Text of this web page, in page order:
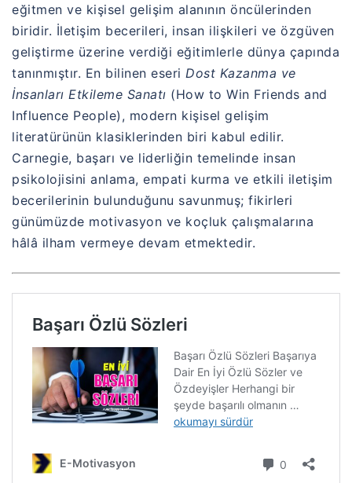
eğitmen ve kişisel gelişim alanının öncülerinden
biridir. İletişim becerileri, insan ilişkileri ve özgüven
geliştirme üzerine verdiği eğitimlerle dünya çapında
tanınmıştır. En bilinen eseri Dost Kazanma ve
İnsanları Etkileme Sanatı (How to Win Friends and
Influence People), modern kişisel gelişim
literatürünün klasiklerinden biri kabul edilir.
Carnegie, başarı ve liderliğin temelinde insan
psikolojisini anlama, empati kurma ve etkili iletişim
becerilerinin bulunduğunu savunmuş; fikirleri
günümüzde motivasyon ve koçluk çalışmalarına
hâlâ ilham vermeye devam etmektedir.